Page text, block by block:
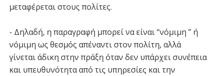
μεταφέρεται στους πολίτες.
- Δηλαδή, η παραγραφή μπορεί να είναι “νόμιμη ” ή
νόμιμη ως θεσμός απέναντι στον πολίτη, αλλά
γίνεται άδικη στην πράξη όταν δεν υπάρχει συνέπεια
και υπευθυνότητα από τις υπηρεσίες και την